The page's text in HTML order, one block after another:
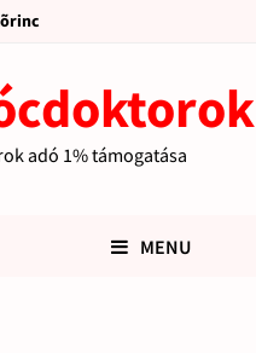
adó 1% támogatása
MENU